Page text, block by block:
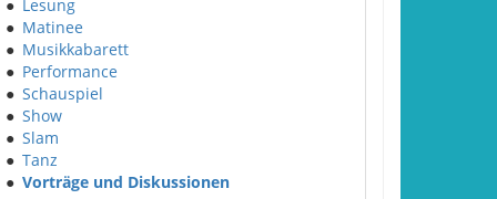
● Lesung
● Matinee
● Musikkabarett
● Performance
● Schauspiel
● Show
● Slam
● Tanz
● Vorträge und Diskussionen